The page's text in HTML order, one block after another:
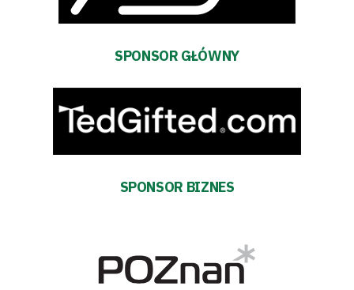
SPONSOR GŁÓWNY
SPONSOR BIZNES